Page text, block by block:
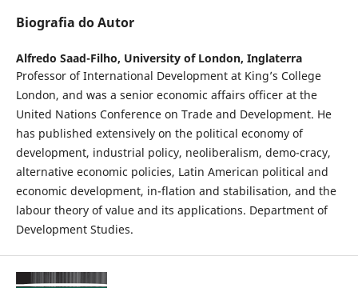
Biografia do Autor
Alfredo Saad-Filho, University of London, Inglaterra
Professor of International Development at King’s College
London, and was a senior economic affairs officer at the
United Nations Conference on Trade and Development. He
has published extensively on the political economy of
development, industrial policy, neoliberalism, demo-cracy,
alternative economic policies, Latin American political and
economic development, in-flation and stabilisation, and the
labour theory of value and its applications. Department of
Development Studies.